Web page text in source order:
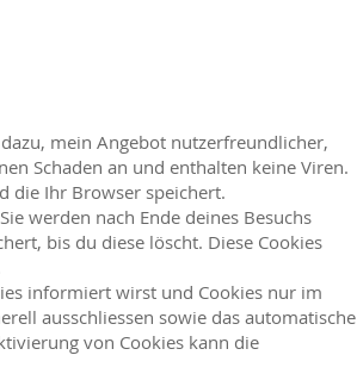
mein Angebot nutzerfreundlicher,
Schaden an und enthalten keine Viren.
die Ihr Browser speichert.
werden nach Ende deines Besuchs
bis du diese löscht. Diese Cookies
informiert wirst und Cookies nur im
ausschliessen sowie das automatische
von Cookies kann die